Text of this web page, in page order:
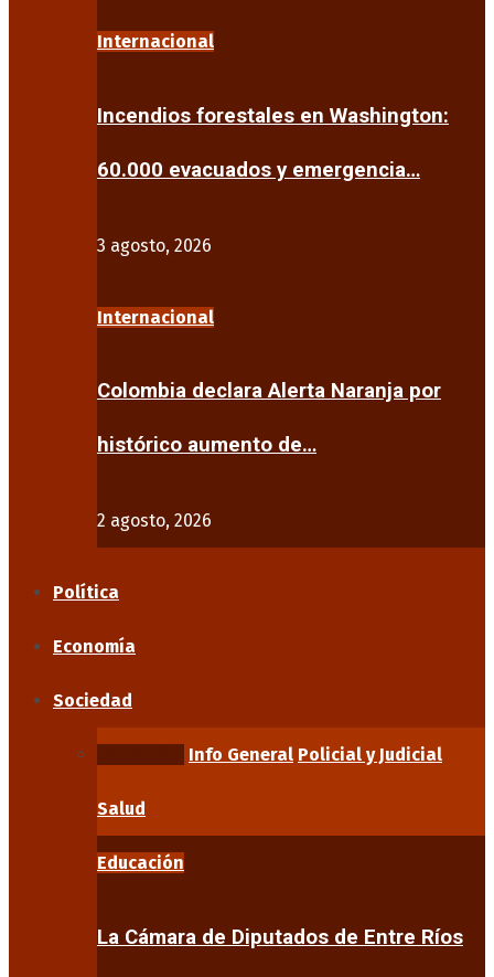
Internacional
Incendios forestales en Washington:
60.000 evacuados y emergencia…
3 agosto, 2026
Internacional
Colombia declara Alerta Naranja por
histórico aumento de…
2 agosto, 2026
Política
Economía
Sociedad
Info General Policial y Judicial
Salud
Educación
La Cámara de Diputados de Entre Ríos